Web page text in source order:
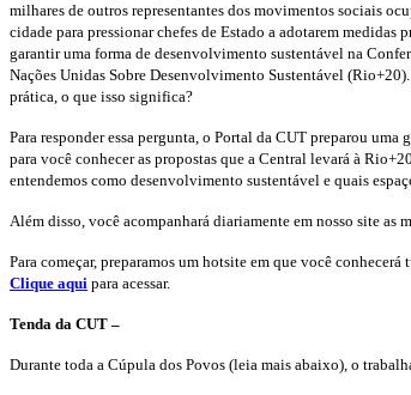
milhares de outros representantes dos movimentos sociais
cidade para pressionar chefes de Estado a adotarem medidas
garantir uma forma de desenvolvimento sustentável na
Nações Unidas Sobre Desenvolvimento Sustentável
prática, o que isso significa?
Para responder essa pergunta, o Portal da CUT preparou uma
para você conhecer as propostas que a Central levará à
entendemos como desenvolvimento sustentável e quais
Além disso, você acompanhará diariamente em nosso site as
Para começar, preparamos um hotsite em que você
Clique aqui para acessar.
Tenda da CUT –
Durante toda a Cúpula dos Povos (leia mais abaixo), o